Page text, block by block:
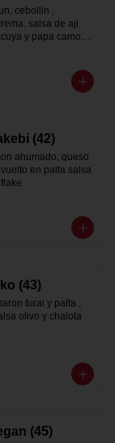
cebollin ,
salsa de aji
y papa camote
(42)
ahumado, queso
en palta salsa
(43)
furai y palta ,
olivo y chalota
(45)